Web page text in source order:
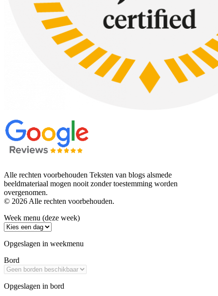
Alle rechten voorbehouden Teksten van blogs alsmede
beeldmateriaal mogen nooit zonder toestemming worden
overgenomen.
© 2026 Alle rechten voorbehouden.
Week menu (deze week)
Opgeslagen in weekmenu
Bord
Opgeslagen in bord